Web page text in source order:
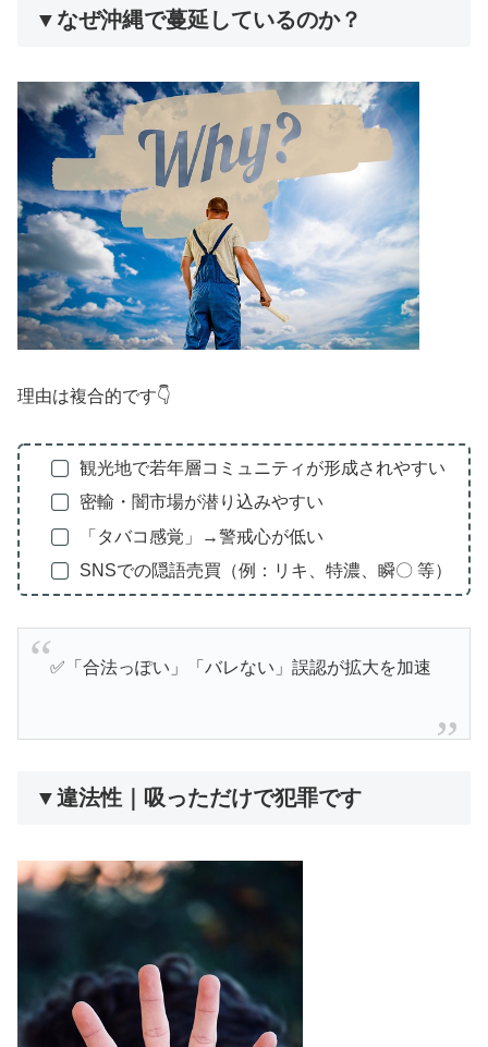
▼なぜ沖縄で蔓延しているのか？
理由は複合的です👇
観光地で若年層コミュニティが形成されやすい
密輸・闇市場が潜り込みやすい
「タバコ感覚」→警戒心が低い
SNSでの隠語売買（例：リキ、特濃、瞬〇 等）
✅「合法っぽい」「バレない」誤認が拡大を加速
▼違法性｜吸っただけで犯罪です